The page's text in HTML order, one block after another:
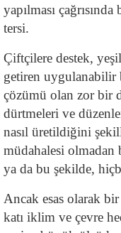
yapılması
tersi.
Çiftçilere destek,
getiren uygulanabilir
çözümü olan zor bir
dürtmeleri ve
nasıl üretildiğini
müdahalesi olmadan
ya da bu şekilde,
Ancak esas olarak
katı iklim ve çevre